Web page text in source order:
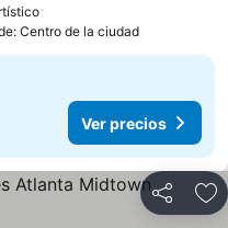
Centro de la ciudad
Ver precios
Compartir